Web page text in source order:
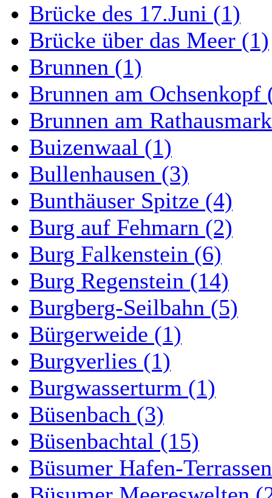
Brücke des 17.Juni (1)
Brücke über das Meer (1)
Brunnen (1)
Brunnen am Ochsenkopf
Brunnen am
Buizenwaal (1)
Bullenhausen (3)
Bunthäuser Spitze (4)
Burg auf Fehmarn (2)
Burg Falkenstein (6)
Burg Regenstein (14)
Burgberg-Seilbahn (5)
Bürgerweide (1)
Burgverlies (1)
Burgwasserturm (1)
Büsenbach (3)
Büsenbachtal (15)
Büsumer Hafen-